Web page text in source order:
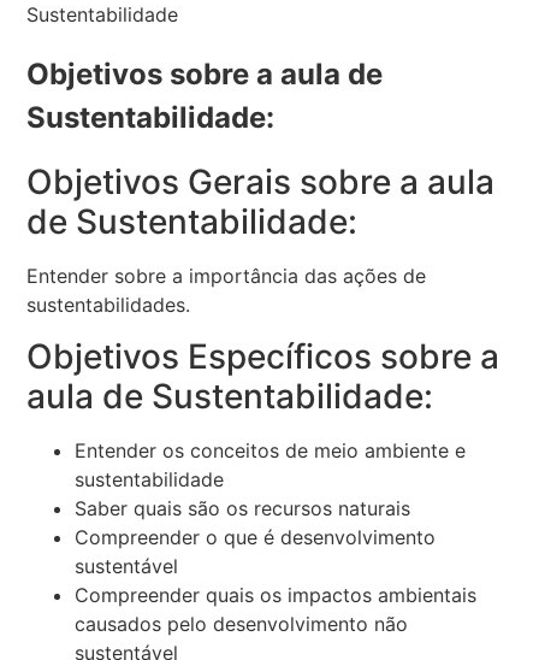
Sustentabilidade
Objetivos sobre a aula de
Sustentabilidade:
Objetivos Gerais sobre a aula
de Sustentabilidade:
Entender sobre a importância das ações de
sustentabilidades.
Objetivos Específicos sobre a
aula de Sustentabilidade:
Entender os conceitos de meio ambiente e
sustentabilidade
Saber quais são os recursos naturais
Compreender o que é desenvolvimento
sustentável
Compreender quais os impactos ambientais
causados pelo desenvolvimento não
sustentável